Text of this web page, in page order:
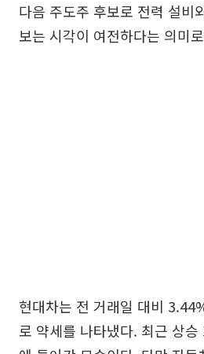
다음 주도주 후보로 전력 설비
보는 시각이 여전하다는 의미
현대차는 전 거래일 대비
로 약세를 나타냈다. 최근 상